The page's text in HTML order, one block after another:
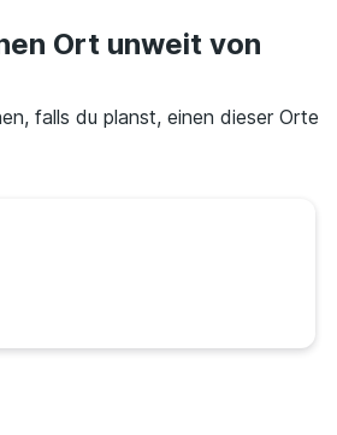
Ort unweit von
falls du planst, einen dieser Orte